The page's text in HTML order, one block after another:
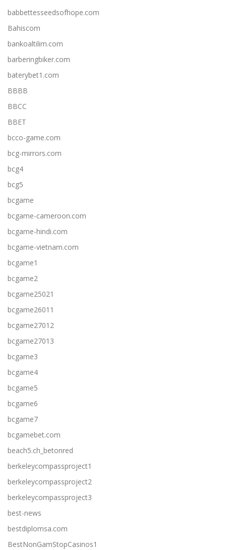
babbettesseedsofhope.com
Bahiscom
bankoaltilim.com
barberingbiker.com
baterybet1.com
BBBB
BBCC
BBET
bcco-game.com
bcg-mirrors.com
bcg4
bcg5
bcgame
bcgame-cameroon.com
bcgame-hindi.com
bcgame-vietnam.com
bcgame1
bcgame2
bcgame25021
bcgame26011
bcgame27012
bcgame27013
bcgame3
bcgame4
bcgame5
bcgame6
bcgame7
bcgamebet.com
beach5.ch_betonred
berkeleycompassproject1
berkeleycompassproject2
berkeleycompassproject3
best-news
bestdiplomsa.com
BestNonGamStopCasinos1